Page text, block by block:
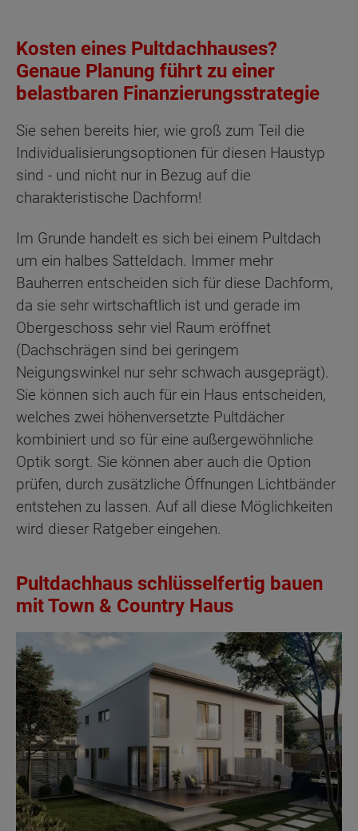
Kosten eines Pultdachhauses?
Genaue Planung führt zu einer
belastbaren Finanzierungsstrategie
Sie sehen bereits hier, wie groß zum Teil die
Individualisierungsoptionen für diesen Haustyp
sind - und nicht nur in Bezug auf die
charakteristische Dachform!
Im Grunde handelt es sich bei einem Pultdach
um ein halbes Satteldach. Immer mehr
Bauherren entscheiden sich für diese Dachform,
da sie sehr wirtschaftlich ist und gerade im
Obergeschoss sehr viel Raum eröffnet
(Dachschrägen sind bei geringem
Neigungswinkel nur sehr schwach ausgeprägt).
Sie können sich auch für ein Haus entscheiden,
welches zwei höhenversetzte Pultdächer
kombiniert und so für eine außergewöhnliche
Optik sorgt. Sie können aber auch die Option
prüfen, durch zusätzliche Öffnungen Lichtbänder
entstehen zu lassen. Auf all diese Möglichkeiten
wird dieser Ratgeber eingehen.
Pultdachhaus schlüsselfertig bauen
mit Town & Country Haus